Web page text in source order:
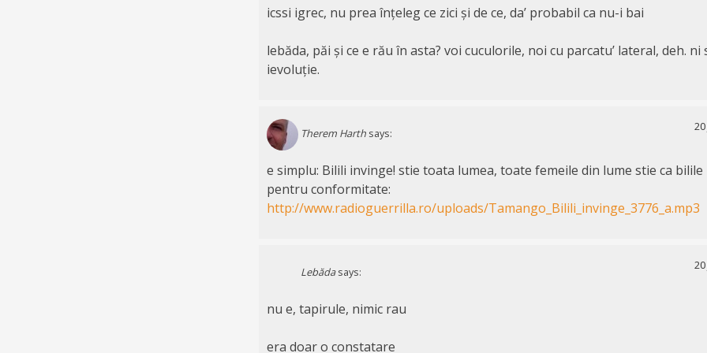
icssi igrec, nu prea înțeleg ce zici și de ce, da’ probabil ca nu-i bai
lebăda, păi și ce e rău în asta? voi cuculorile, noi cu parcatu’ lateral, deh. ni
ievoluție.
Therem Harth says:
e simplu: Bilili invinge! stie toata lumea, toate femeile din lume stie ca bilile
pentru conformitate:
http://www.radioguerrilla.ro/uploads/Tamango_Bilili_invinge_3776_a.mp3
Lebăda says:
nu e, tapirule, nimic rau
era doar o constatare